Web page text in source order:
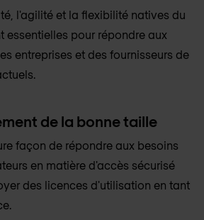
l'agilité et la flexibilité natives du
essentielles pour répondre aux
entreprises et des fournisseurs de
de la bonne taille
façon de répondre aux besoins
en matière d'accès sécurisé
des licences d'utilisation en tant